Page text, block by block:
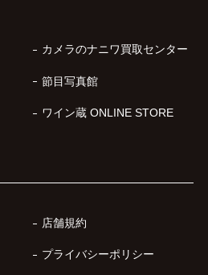
カメラのナニワ買取センター
節目写真館
ワイン蔵 ONLINE STORE
店舗規約
プライバシーポリシー